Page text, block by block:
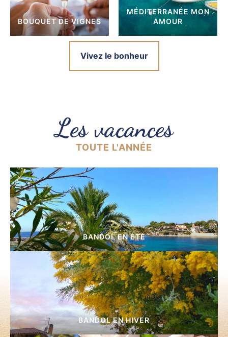
BOUQUET DE VIGNES
MÉDITERRANÉE MON
AMOUR
Vivez le bonheur
Les vacances
TOUTE L'ANNÉE
BANDOL EN ÉTÉ
BANDOL EN HIVER